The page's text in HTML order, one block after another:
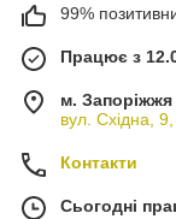
99%
Працює з
м. Запоріжжя
вул. Східна,
Контакти
Сьогодні